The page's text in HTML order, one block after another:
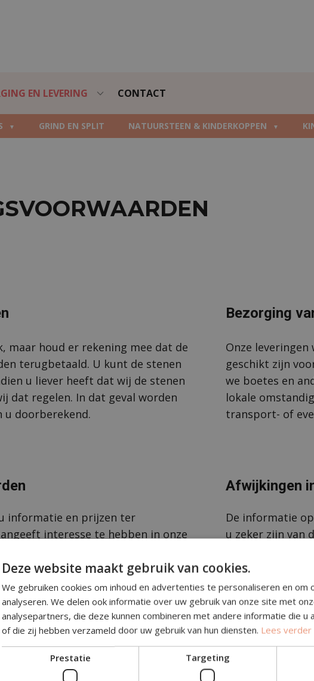
EN LEVERING CONTACT
GRIND EN SPLIT NATUURSTEEN & KINDERKOPPEN
maar houd er rekening mee dat de
terugbetaald. U kunt de stenen
u liever heeft dat wij de stenen
dat regelen. In dat geval worden
doorberekend.
Bezorging
Onze
geschikt zijn
we boetes en
lokale
transport- of
informatie en prijzen ter
interesse te hebben in onze
met u op om de exacte kosten
Na overeenstemming
Zodra de betaling is
in.
Afwijkingen
De informatie
u zeker zijn van
bent u van
opslaglocatie.
op de website
fotograferen en
onze website
in het echt
Deze website maakt gebruik van cookies.
We gebruiken cookies om inhoud en advertenties te personaliseren en om
analyseren. We delen ook informatie over uw gebruik van onze site met
analysepartners, die deze kunnen combineren met andere informatie die u
of die zij hebben verzameld door uw gebruik van hun diensten. Lees verder
Prestatie Targeting